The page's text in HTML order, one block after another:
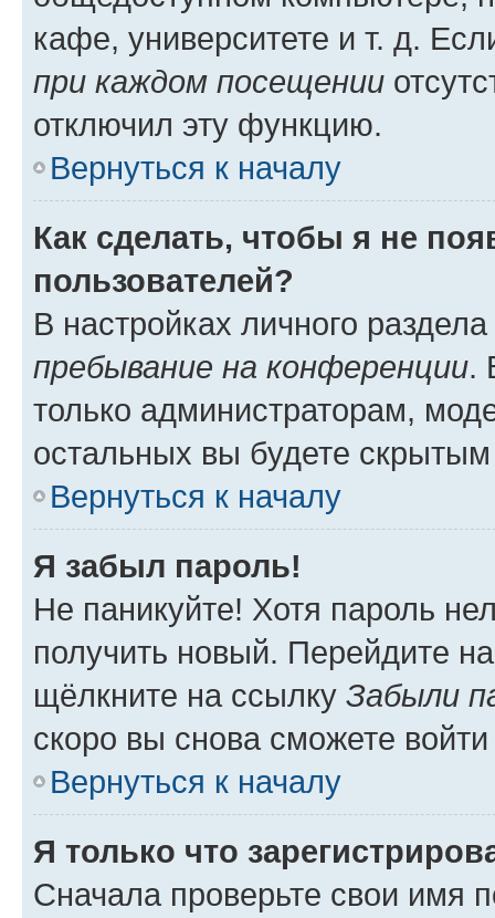
кафе, университете и т. д.
при каждом посещении
отключил эту функцию.
Вернуться к началу
Как сделать, чтобы я не
пользователей?
В настройках личного
пребывание на конференции.
только администраторам,
остальных вы будете
Вернуться к началу
Я забыл пароль!
Не паникуйте! Хотя пароль
получить новый. Перейдите
щёлкните на ссылку Забыли
скоро вы снова сможете
Вернуться к началу
Я только что
Сначала проверьте свои имя